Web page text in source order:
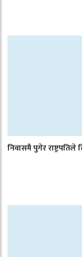
निवासमै पुगेर राष्ट्रपतिले